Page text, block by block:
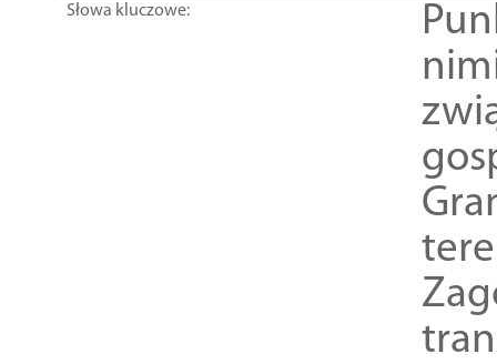
Słowa kluczowe: